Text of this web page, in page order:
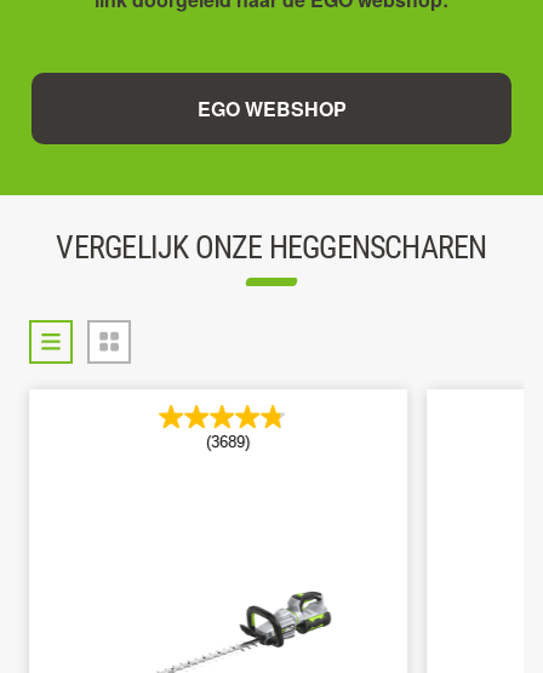
EGO WEBSHOP
VERGELIJK ONZE HEGGENSCHAREN
(3689)